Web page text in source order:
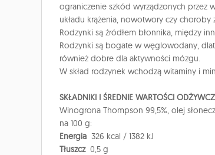
ograniczenie szkód wyrządzonych przez
układu krążenia, nowotwory czy choroby
Rodzynki są źródłem błonnika, między
Rodzynki są bogate w węglowodany,
również dobre dla aktywności mózgu.
W skład rodzynek wchodzą witaminy i
SKŁADNIKI I ŚREDNIE WARTOŚCI
Winogrona Thompson 99,5%, olej
na 100 g:
Energia 326 kcal / 1382 kJ
Tłuszcz0,5 g